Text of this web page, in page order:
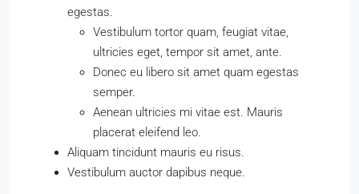
egestas.
Vestibulum tortor quam, feugiat vitae,
ultricies eget, tempor sit amet, ante.
Donec eu libero sit amet quam egestas
semper.
Aenean ultricies mi vitae est. Mauris
placerat eleifend leo.
Aliquam tincidunt mauris eu risus.
Vestibulum auctor dapibus neque.